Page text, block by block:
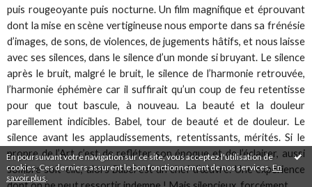
En poursuivant votre navigation sur ce site, vous acceptez l'utilisation de
cookies. Ces derniers assurent le bon fonctionnement de nos services.En
savoir plus
puis rougeoyante puis nocturne. Un film magnifique et éprouvant
dont la mise en scène vertigineuse nous emporte dans sa frénésie
d’images, de sons, de violences, de jugements hâtifs, et nous laisse
avec ses silences, dans le silence d’un monde si bruyant. Le silence
après le bruit, malgré le bruit, le silence de l’harmonie retrouvée,
l’harmonie éphémère car il suffirait qu’un coup de feu retentisse
pour que tout bascule, à nouveau. La beauté et la douleur
pareillement indicibles. Babel, tour de beauté et de douleur. Le
silence avant les applaudissements, retentissants, mérités. Si le
propre de l’Art c’est de refléter son époque et de l’éclairer, aussi
sombre soit-elle, alorsBabelest un chef d’œuvre. Une expérience